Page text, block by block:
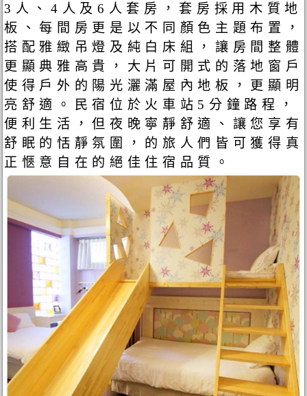
3人、4人及6人套房，套房採用木質地
板、每間房更是以不同顏色主題布置，
搭配雅緻吊燈及純白床組，讓房間整體
更顯典雅高貴，大片可開式的落地窗戶
使得戶外的陽光灑滿屋內地板，更顯明
亮舒適。民宿位於火車站5分鐘路程，
便利生活，但夜晚寧靜舒適、讓您享有
舒眠的恬靜氛圍，的旅人們皆可獲得真
正愜意自在的絕佳住宿品質。